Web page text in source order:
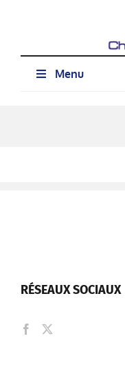
Menu
RÉSEAUX SOCIAUX